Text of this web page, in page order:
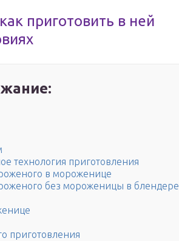
приготовить в ней
технология приготовления
в мороженице
без мороженицы в блендере
приготовления